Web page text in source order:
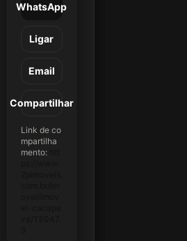
WhatsApp
Ligar
Email
Compartilhar
Link de co
mpartilha
mento: